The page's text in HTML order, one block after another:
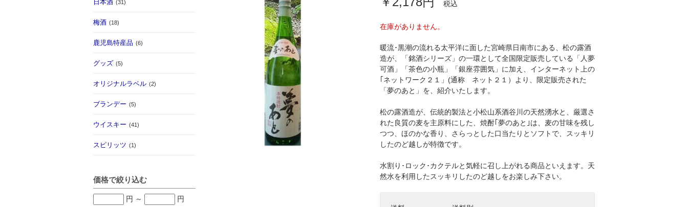
日本酒 (31)
梅酒 (18)
鹿児島特産品 (6)
グッズ (5)
オリジナルラベル (2)
ブランデー (5)
ウイスキー (41)
スピリッツ (1)
価格で絞り込む
円 ～ 円
税込
在庫がありません。
暖流･黒潮の流れる太平洋に面した宮崎県日南市にある、松の露酒
造が、「銘酒シリーズ」の一環として全国限定販売している「人夢
可酒」「茶色の小瓶」「銀座雰囲気」に加え、インターネット上の
｢ネットワーク２１」(通称 ネット２１）より、限定販売された
「夢のあと」を、紹介いたします。
松の露酒造が、伝統的製法と小松山系酒谷川の天然湧水と、厳選さ
れた良質の麦を主原料にした、焼酎｢夢のあと｣は、麦の甘味を残し
つつ、ほのかな香り、さらっとした口当たりとソフトで、スッキリ
したのど越しが特徴です。
水割り･ロック･カクテルと気軽に召し上がれる商品といえます。天
然水を利用したスッキリしたのど越しをお楽しみ下さい。